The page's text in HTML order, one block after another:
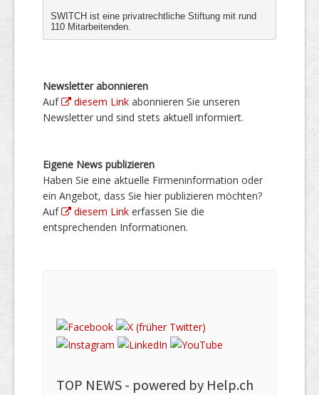
SWITCH ist eine privatrechtliche Stiftung mit rund
110 Mitarbeitenden.
Newsletter abonnieren
Auf
diesem Link abonnieren Sie unseren
Newsletter und sind stets aktuell informiert.
Eigene News publizieren
Haben Sie eine aktuelle Firmeninformation oder
ein Angebot, dass Sie hier publizieren möchten?
Auf
diesem Link erfassen Sie die
entsprechenden Informationen.
TOP NEWS - powered by Help.ch